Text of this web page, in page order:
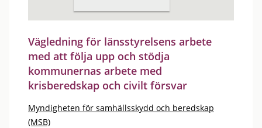
Vägledning för länsstyrelsens arbete
med att följa upp och stödja
kommunernas arbete med
krisberedskap och civilt försvar
Myndigheten för samhällsskydd och beredskap
(MSB)